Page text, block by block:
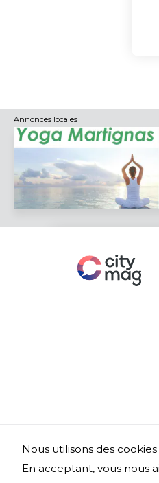
Annonces locales
Nous utilisons des
En acceptant, vous nous